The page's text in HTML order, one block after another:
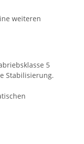
weiteren
5
Stabilisierung.